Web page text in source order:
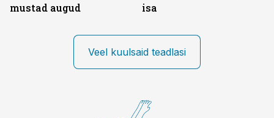
mustad augud
isa
Veel kuulsaid teadlasi